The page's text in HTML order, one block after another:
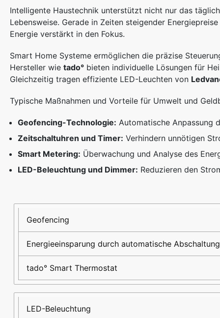
Intelligente Haustechnik unterstützt nicht nur das
Lebensweise. Gerade in Zeiten steigender
Energie verstärkt in den Fokus.
Smart Home Systeme ermöglichen die präzise
Hersteller wie tado° bieten individuelle Lösungen für
Gleichzeitig tragen effiziente LED-Leuchten von
Typische Maßnahmen und Vorteile für Umwelt und
Geofencing-Technologie: Automatische Anpassung
Zeitschaltuhren und Timer: Verhindern unnötigen
Smart Metering: Überwachung und Analyse des
LED-Beleuchtung und Dimmer: Reduzieren den
Nachhaltigkeitsmaßnahme
Auswirkung
Beispielprodukt/-
technologie
Geofencing
Energieeinsparung durch automatische Abschaltung
tado° Smart Thermostat
LED-Beleuchtung